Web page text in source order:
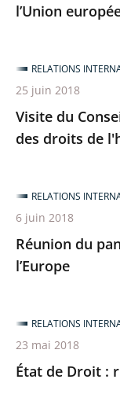
l’Union
Visite du
des droits de
RELATIONS
25 juin 2018
Réunion du
l’Europe
RELATIONS
6 juin 2018
État de Droit :
RELATIONS
23 mai 2018